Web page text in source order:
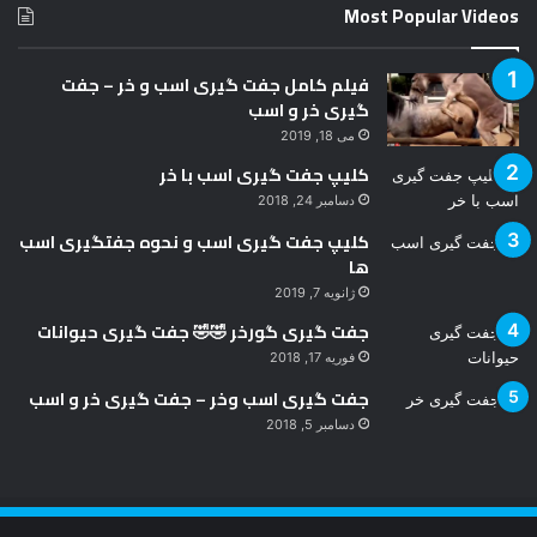
Most Popular Videos
فیلم کامل جفت گیری اسب و خر – جفت
گیری خر و اسب
می 18, 2019
کلیپ جفت گیری اسب با خر
دسامبر 24, 2018
کلیپ جفت گیری اسب و نحوه جفتگیری اسب
ها
ژانویه 7, 2019
جفت گیری گورخر 🤣🤣 جفت گیری حیوانات
فوریه 17, 2018
جفت گیری اسب وخر – جفت گیری خر و اسب
دسامبر 5, 2018